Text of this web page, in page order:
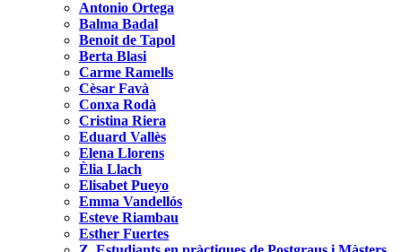
Antonio Ortega
Balma Badal
Benoit de Tapol
Berta Blasi
Carme Ramells
Cèsar Favà
Conxa Rodà
Cristina Riera
Eduard Vallès
Elena Llorens
Èlia Llach
Elisabet Pueyo
Emma Vandellós
Esteve Riambau
Esther Fuertes